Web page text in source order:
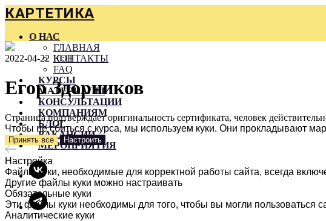
КАРТЕТИКА
О НАС
ГЛАВНАЯ
КОНТАКТЫ
FAQ
КУРСЫ
МАТЕРИАЛЫ
КОНСУЛЬТАЦИИ
КОМПАНИЯМ
БЛОГ
ВАКАНСИИ
МЕРОПРИЯТИЯ
2022-04-22 10:11
Егор Здорников
Страница подтверждает оригинальность сертификата, человек
Чтобы не сбиться с курса, мы используем куки. Они прокладывают
Принять все Настроить
Настройка
Файлы куки, необходимые для корректной работы сайта, всегда
Другие файлы куки можно настраивать
Обязательные куки
Эти файлы куки необходимы для того, чтобы вы могли пользоваться
Аналитические куки